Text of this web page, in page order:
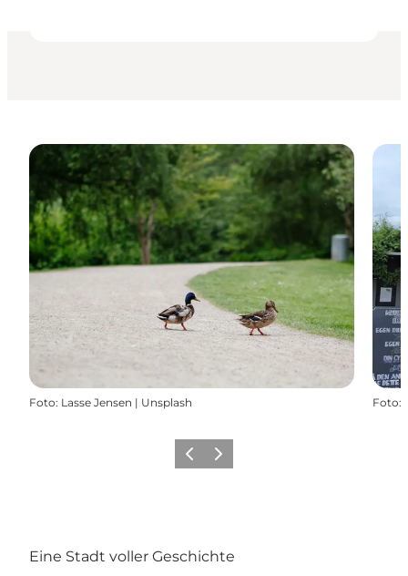
Foto: Lasse Jensen | Unsplash Foto:
ZurückWeiter
Eine Stadt voller Geschichte